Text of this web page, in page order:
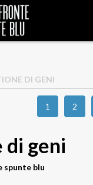
DI GENI
1 2
di geni
spunte blu